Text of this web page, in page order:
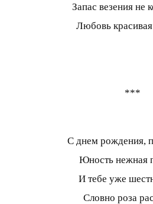
Запас везения не
Любовь
***
С днем рождения,
Юность нежная
И тебе уже
Словно роза